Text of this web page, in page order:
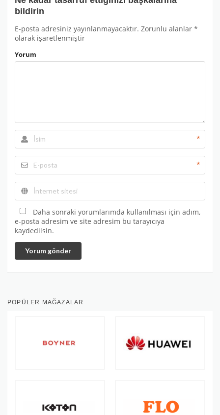
bildirin
E-posta adresiniz yayınlanmayacaktır. Zorunlu alanlar *
olarak işaretlenmiştir
Yorum
*
*
Daha sonraki yorumlarımda kullanılması için adım,
e-posta adresim ve site adresim bu tarayıcıya
kaydedilsin.
Yorum gönder
POPÜLER MAĞAZALAR